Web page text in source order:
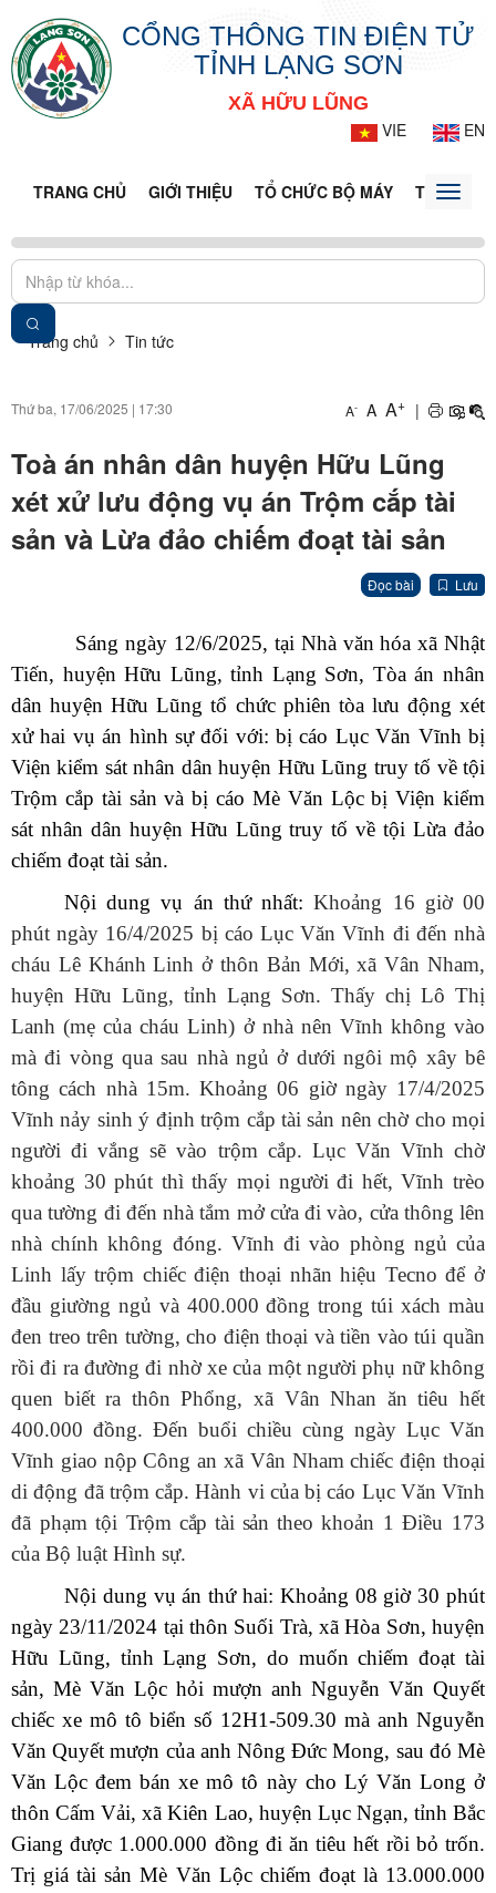
CỔNG THÔNG TIN ĐIỆN TỬ
TỈNH LẠNG SƠN
XÃ HỮU LŨNG
VIE
EN
TRANG CHỦ GIỚI THIỆU TỔ CHỨC BỘ MÁY TIN TỨC -
Toggle
Trang chủ Tin tức
Thứ ba, 17/06/2025 | 17:30 A- A A+ |
Toà án nhân dân huyện Hữu Lũng
xét xử lưu động vụ án Trộm cắp tài
sản và Lừa đảo chiếm đoạt tài sản
Đọc bài Lưu
Sáng ngày 12/6/2025, tại Nhà văn hóa xãNhật
Tiến, huyện Hữu Lũng, tỉnh Lạng Sơn, Tòa án nhân
dân huyện Hữu Lũng tổ chức phiên tòa lưu động xét
xửhai vụ án hình sự đối với:bị cáo Lục Văn Vĩnh bị
Viện kiểm sát nhân dân huyện Hữu Lũng truy tố vềtội
Trộm cắp tài sản vàbị cáo Mè Văn LộcbịViện kiểm
sát nhân dân huyện Hữu Lũngtruy tố về tội Lừa đảo
chiếm đoạt tài sản.
Nội dung vụ án thứ nhất: Khoảng 16 giờ 00
phút ngày 16/4/2025 bị cáo Lục Văn Vĩnh đi đến nhà
cháu Lê Khánh Linh ở thôn Bản Mới, xã Vân Nham,
huyện Hữu Lũng, tỉnh Lạng Sơn. Thấy chị Lô Thị
Lanh (mẹ của cháu Linh) ở nhà nên Vĩnh không vào
mà đi vòng qua sau nhà ngủ ở dưới ngôi mộ xây bê
tông cách nhà 15m. Khoảng 06 giờ ngày 17/4/2025
Vĩnh nảy sinh ý định trộm cắp tài sản nên chờ cho mọi
người đi vắng sẽ vào trộm cắp. Lục Văn Vĩnh chờ
khoảng 30 phút thì thấy mọi người đi hết, Vĩnh trèo
qua tường đi đến nhà tắm mở cửa đi vào, cửa thông lên
nhà chính không đóng. Vĩnh đi vào phòng ngủ của
Linh lấy trộm chiếc điện thoại nhãn hiệu Tecno để ở
đầu giường ngủ và 400.000 đồng trong túi xách màu
đen treo trên tường, cho điện thoại và tiền vào túi quần
rồi đi ra đường đi nhờ xe của một người phụ nữ không
quen biết ra thôn Phổng, xã Vân Nhan ăn tiêu hết
400.000 đồng. Đến buổi chiều cùng ngày Lục Văn
Vĩnh giao nộp Công an xã Vân Nham chiếc điện thoại
di động đã trộm cắp. Hành vi của bị cáo Lục Văn Vĩnh
đã phạm tội Trộm cắp tài sản theo khoản 1 Điều 173
của Bộ luật Hình sự.
Nội dung vụ án thứ hai: Khoảng 08 giờ 30 phút
ngày 23/11/2024 tại thôn Suối Trà, xã Hòa Sơn, huyện
Hữu Lũng, tỉnh Lạng Sơn, do muốn chiếm đoạt tài
sản, Mè Văn Lộc hỏi mượn anh Nguyễn Văn Quyết
chiếc xe mô tô biển số 12H1-509.30 mà anh Nguyễn
Văn Quyết mượn của anh Nông Đức Mong, sau đó Mè
Văn Lộc đem bán xe mô tô này cho Lý Văn Long ở
thôn Cấm Vải, xã Kiên Lao, huyện Lục Ngạn, tỉnh Bắc
Giang được 1.000.000 đồng đi ăn tiêu hết rồi bỏ trốn.
Trị giá tài sản Mè Văn Lộc chiếm đoạt là 13.000.000